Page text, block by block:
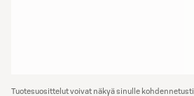
Tuotesuosittelut voivat näkyä sinulle kohdennetusti